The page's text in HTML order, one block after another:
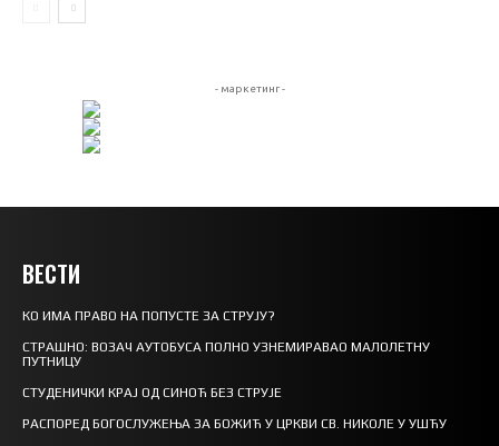
- маркетинг -
ВЕСТИ
КО ИМА ПРАВО НА ПОПУСТЕ ЗА СТРУЈУ?
СТРАШНО: ВОЗАЧ АУТОБУСА ПОЛНО УЗНЕМИРАВАО МАЛОЛЕТНУ
ПУТНИЦУ
СТУДЕНИЧКИ КРАЈ ОД СИНОЋ БЕЗ СТРУЈЕ
РАСПОРЕД БОГОСЛУЖЕЊА ЗА БОЖИЋ У ЦРКВИ СВ. НИКОЛЕ У УШЋУ